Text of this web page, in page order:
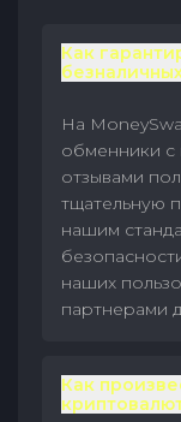
Как
На
обменники с
отзывами
тщательную
нашим
наших
партнерами
Как